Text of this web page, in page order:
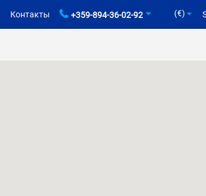
Контакты +359-894-36-02-92 (€)